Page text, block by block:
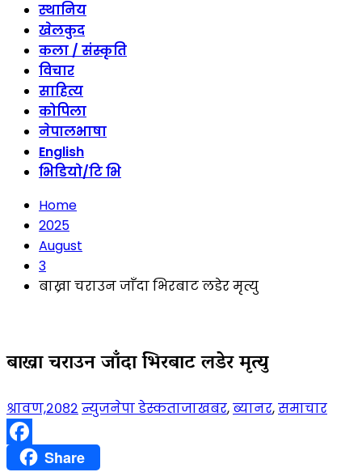
स्थानिय
खेलकुद
कला / संस्कृति
विचार
साहित्य
कोपिला
नेपालभाषा
English
भिडियो/टि भि
Home
2025
August
3
बाख्रा चराउन जाँदा भिरबाट लडेर मृत्यु
बाख्रा चराउन जाँदा भिरबाट लडेर मृत्यु
श्रावण,२०८२ न्युजनेपा डेस्कताजाखबर,ब्यानर,समाचार
FacebookShare